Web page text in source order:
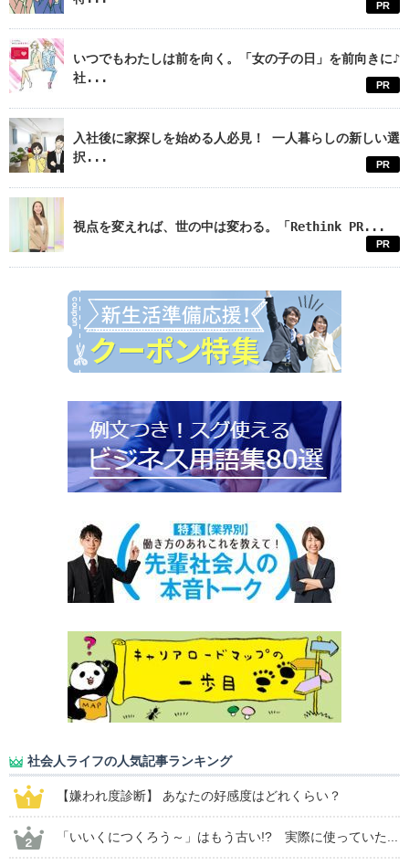
PR
いつでもわたしは前を向く。「女の子の日」を前向きに♪
社...
PR
入社後に家探しを始める人必見！ 一人暮らしの新しい選
択...
PR
視点を変えれば、世の中は変わる。「Rethink PR...
PR
社会人ライフの人気記事ランキング
【嫌われ度診断】 あなたの好感度はどれくらい？
「いいくにつくろう～」はもう古い!? 実際に使っていた...